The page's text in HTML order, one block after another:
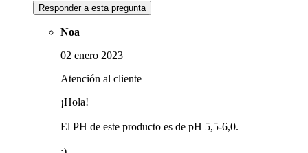
Responder a esta pregunta
Noa
02 enero 2023
Atención al cliente
¡Hola!
El PH de este producto es de pH 5,5-6,0.